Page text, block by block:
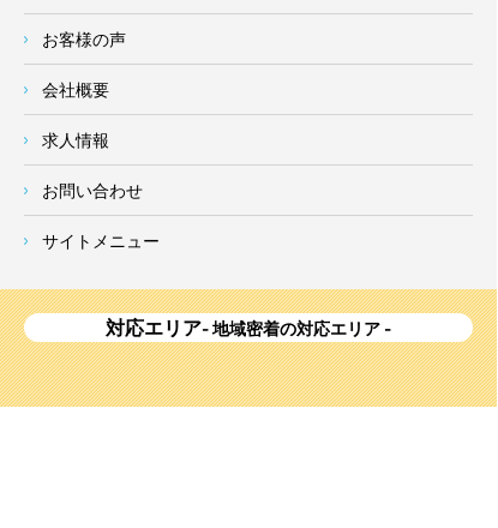
お客様の声
会社概要
求人情報
お問い合わせ
サイトメニュー
対応エリア- 地域密着の対応エリア -